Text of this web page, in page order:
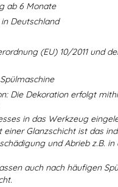
ab 6 Monate
Deutschland
(EU) 10/2011 und
Die Dekoration erfolgt
in das Werkzeug
einer Glanzschicht ist das
und Abrieb z.B. in
auch nach häufigen